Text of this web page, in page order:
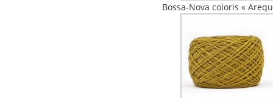
Bossa-Nova coloris «